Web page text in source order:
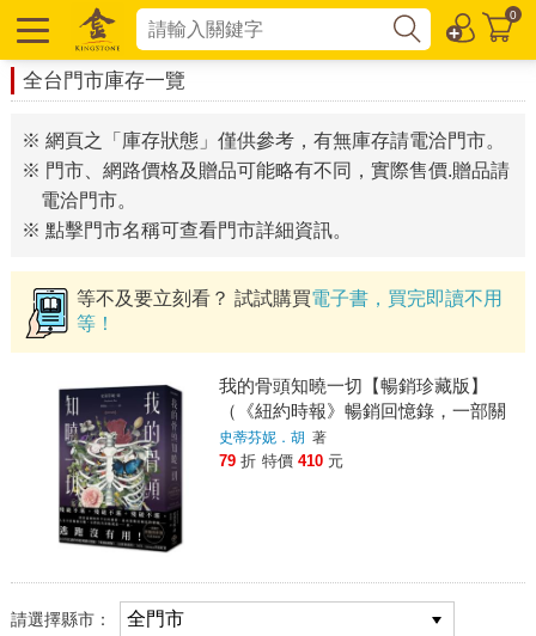
0
全台門市庫存一覽
※ 網頁之「庫存狀態」僅供參考，有無庫存請電洽門市。
※ 門市、網路價格及贈品可能略有不同，實際售價.贈品請
電洽門市。
※ 點擊門市名稱可查看門市詳細資訊。
等不及要立刻看？ 試試購買電子書，買完即讀不用
等！
我的骨頭知曉一切【暢銷珍藏版】
（《紐約時報》暢銷回憶錄，一部關
於創傷與修復的真實故事）
史蒂芬妮．胡 著
79 折 特價 410 元
請選擇縣市：